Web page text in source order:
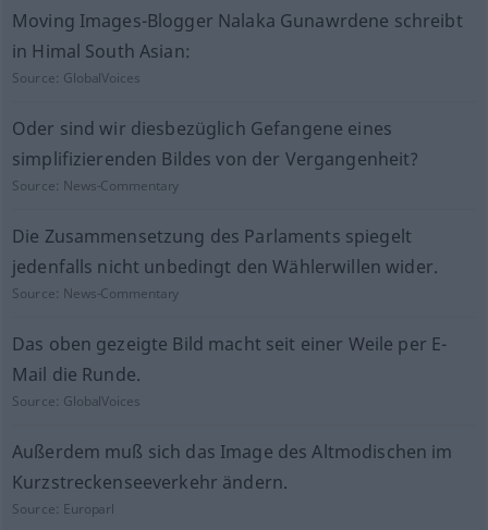
Moving Images-Blogger Nalaka Gunawrdene schreibt
in Himal South Asian:
Source: GlobalVoices
Oder sind wir diesbezüglich Gefangene eines
simplifizierenden Bildes von der Vergangenheit?
Source: News-Commentary
Die Zusammensetzung des Parlaments spiegelt
jedenfalls nicht unbedingt den Wählerwillen wider.
Source: News-Commentary
Das oben gezeigte Bild macht seit einer Weile per E-
Mail die Runde.
Source: GlobalVoices
Außerdem muß sich das Image des Altmodischen im
Kurzstreckenseeverkehr ändern.
Source: Europarl